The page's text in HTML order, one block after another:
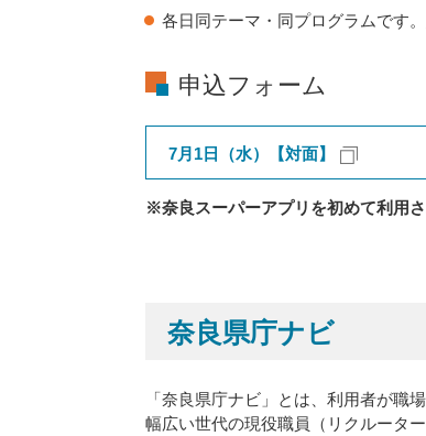
各日同テーマ・同プログラムです。
申込フォーム
7月1日（水）【対面】
※奈良スーパーアプリを初めて利用さ
奈良県庁ナビ
「奈良県庁ナビ」とは、利用者が職
幅広い世代の現役職員（リクルータ